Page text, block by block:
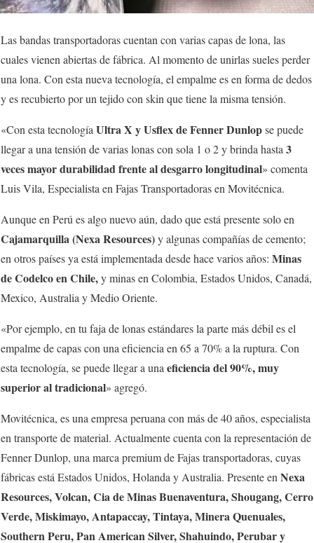
Las bandas transportadoras cuentan con varias capas de lona, las
cuales vienen abiertas de fábrica. Al momento de unirlas sueles perder
una lona. Con esta nueva tecnología, el empalme es en forma de dedos
y es recubierto por un tejido con skin que tiene la misma tensión.
«Con esta tecnología Ultra X y Usflex de Fenner Dunlopse puede
llegar a una tensión de varias lonas con sola 1 o 2 y brinda hasta 3
veces mayor durabilidad frente al desgarro longitudinal» comenta
Luis Vila, Especialista en Fajas Transportadoras en Movitécnica.
Aunque en Perú es algo nuevo aún, dado que está presente solo en
Cajamarquilla (Nexa Resources)y algunas compañías de cemento;
en otros países ya está implementada desde hace varios años: Minas
de Codelco en Chile,y minas en Colombia, Estados Unidos, Canadá,
Mexico, Australia y Medio Oriente.
«Por ejemplo, en tu faja de lonas estándares la parte más débil es el
empalme de capas con una eficiencia en 65 a 70% a la ruptura. Con
esta tecnología, se puede llegar a una eficiencia del 90%,muy
superior al tradicional» agregó.
Movitécnica, es una empresa peruana con más de 40 años, especialista
en transporte de material. Actualmente cuenta con la representación de
Fenner Dunlop, una marca premium de Fajas transportadoras, cuyas
fábricas está Estados Unidos, Holanda y Australia. Presente en Nexa
Resources, Volcan, Cia de Minas Buenaventura, Shougang, Cerro
Verde, Miskimayo, Antapaccay, Tintaya, Minera Quenuales,
Southern Peru, Pan American Silver, Shahuindo, Perubar y